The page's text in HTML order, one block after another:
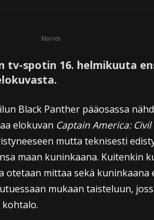
Mainos
tv-spotin 16. helmikuuta
Black Panther pääosassa
elokuvan Captain America: Civil
mutta teknisesti
maan kuninkaana. Kuitenkin
otetaan mittaa sekä
mukaan taisteluun,